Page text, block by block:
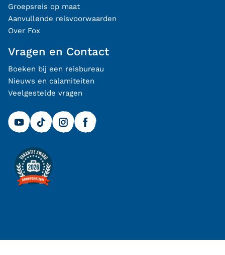
Groepsreis op maat
Aanvullende reisvoorwaarden
Over Fox
Vragen en Contact
Boeken bij een reisbureau
Nieuws en calamiteiten
Veelgestelde vragen